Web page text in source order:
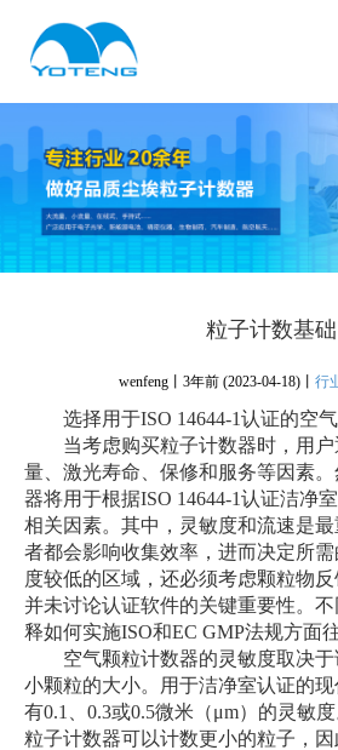
粒子计数基础
wenfeng丨3年前 (2023-04-18) 丨行
选择用于ISO 14644-1认证的空气
当考虑购买粒子计数器时，用户
量、激光寿命、保修和服务等因素
器将用于根据ISO 14644-1认证洁净
相关因素。其中，灵敏度和流速是
者都会影响收集效率，进而决定所
度较低的区域，还必须考虑颗粒物
并未讨论认证软件的关键重要性。
释如何实施ISO和EC GMP法规方面
空气颗粒计数器的灵敏度取决于
小颗粒的大小。用于洁净室认证的
有0.1、0.3或0.5微米（μm）的灵敏
粒子计数器可以计数更小的粒子，